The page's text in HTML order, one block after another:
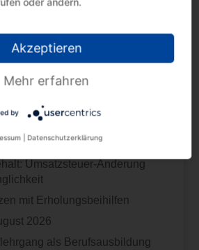
Umsatzsteuer-Änderung
mit Erholungsbeihilfen
2026
als Berufsausbildung
Akzeptieren
Mehr erfahren
by
Datenschutzerklärung